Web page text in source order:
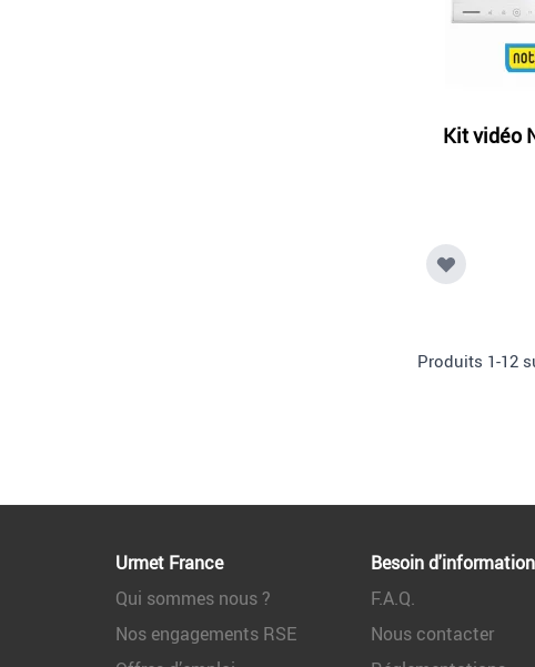
Kit vidéo
Produits 1-12
Urmet France
Qui sommes nous ?
Nos engagements RSE
Besoin
F.A.Q.
Nous contacter